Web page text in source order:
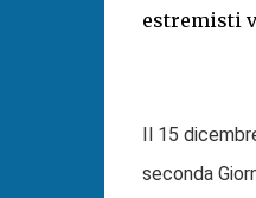
estremisti
Il 15
seconda